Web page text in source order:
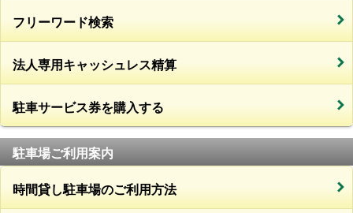
フリーワード検索
法人専用キャッシュレス精算
駐車サービス券を購入する
駐車場ご利用案内
時間貸し駐車場のご利用方法